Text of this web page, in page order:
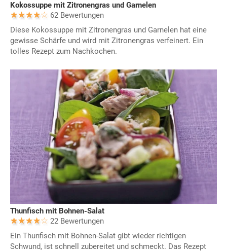
Kokossuppe mit Zitronengras und Garnelen
62 Bewertungen
Diese Kokossuppe mit Zitronengras und Garnelen hat eine
gewisse Schärfe und wird mit Zitronengras verfeinert. Ein
tolles Rezept zum Nachkochen.
Thunfisch mit Bohnen-Salat
22 Bewertungen
Ein Thunfisch mit Bohnen-Salat gibt wieder richtigen
Schwund, ist schnell zubereitet und schmeckt. Das Rezept